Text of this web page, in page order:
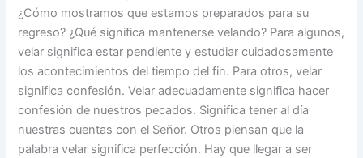
¿Cómo mostramos que estamos preparados para su
regreso? ¿Qué significa mantenerse velando? Para algunos,
velar significa estar pendiente y estudiar cuidadosamente
los acontecimientos del tiempo del fin. Para otros, velar
significa confesión. Velar adecuadamente significa hacer
confesión de nuestros pecados. Significa tener al día
nuestras cuentas con el Señor. Otros piensan que la
palabra velar significa perfección. Hay que llegar a ser